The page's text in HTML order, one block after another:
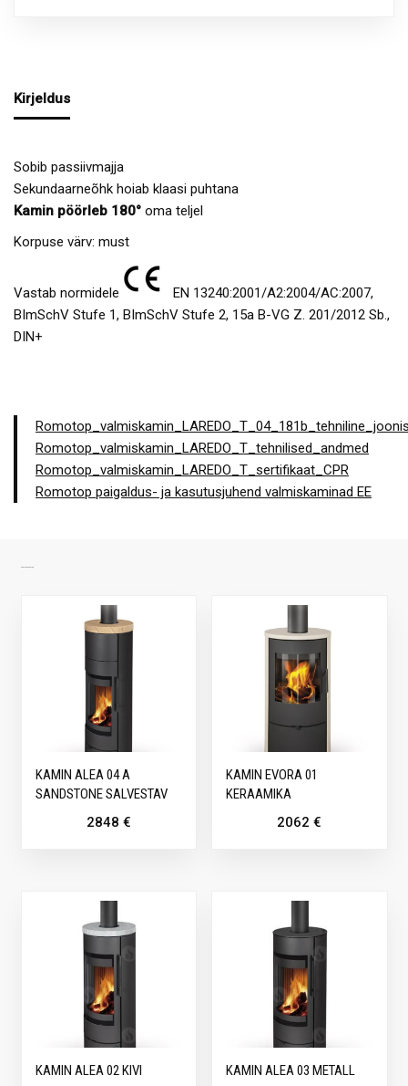
Kirjeldus
Sobib passiivmajja
Sekundaarneõhk hoiab klaasi puhtana
Kamin pöörleb 180° oma teljel
Korpuse värv: must
Vastab normidele
EN 13240:2001/A2:2004/AC:2007,
BImSchV Stufe 1, BImSchV Stufe 2, 15a B-VG Z. 201/2012 Sb.,
DIN+
Romotop_valmiskamin_LAREDO_T_tehnilised_andmed
Romotop_valmiskamin_LAREDO_T_sertifikaat_CPR
Romotop paigaldus- ja kasutusjuhend valmiskaminad EE
KAMIN ALEA 04 A
SANDSTONE SALVESTAV
2848 €
KAMIN EVORA 01
KERAAMIKA
2062€
KAMIN ALEA 02 KIVI
KAMIN ALEA 03 METALL